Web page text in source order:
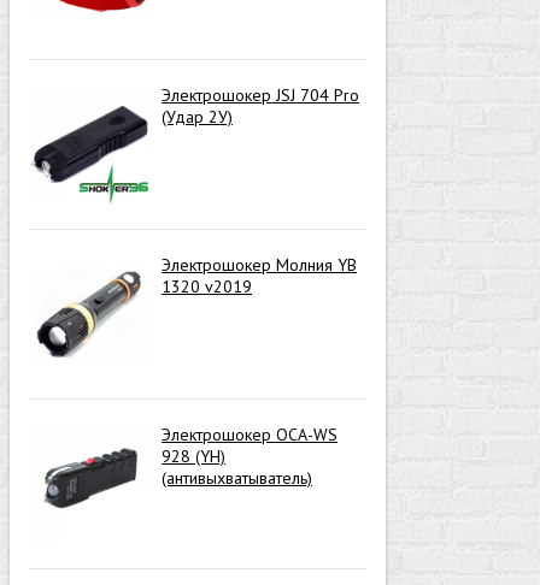
Электрошокер JSJ 704 Pro
(Удар 2У)
Электрошокер Молния YB
1320 v2019
Электрошокер ОСА-WS
928 (YH)
(антивыхватыватель)